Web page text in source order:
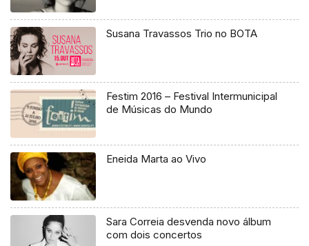
Susana Travassos Trio no BOTA
Festim 2016 – Festival Intermunicipal
de Músicas do Mundo
Eneida Marta ao Vivo
Sara Correia desvenda novo álbum
com dois concertos